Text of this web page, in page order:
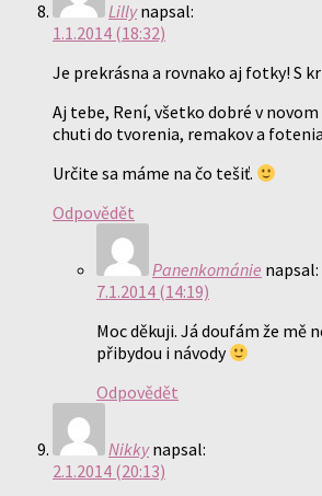
Lilly napsal:
1.1.2014 (18:32)
Je prekrásna a rovnako aj fotky! S
Aj tebe, Rení, všetko dobré v
chuti do tvorenia, remakov a
Určite sa máme na čo tešiť.
Odpovědět
Panenkománie napsal:
7.1.2014 (14:19)
Moc děkuji. Já doufám že mě
přibydou i návody
Odpovědět
Nikky napsal:
2.1.2014 (20:13)